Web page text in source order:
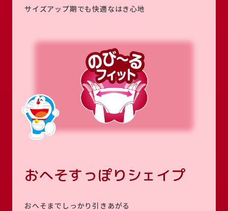
サイズアップ期でも快適なはき心地
おへそすっぽりシェイプ
おへそまでしっかり引きあがる